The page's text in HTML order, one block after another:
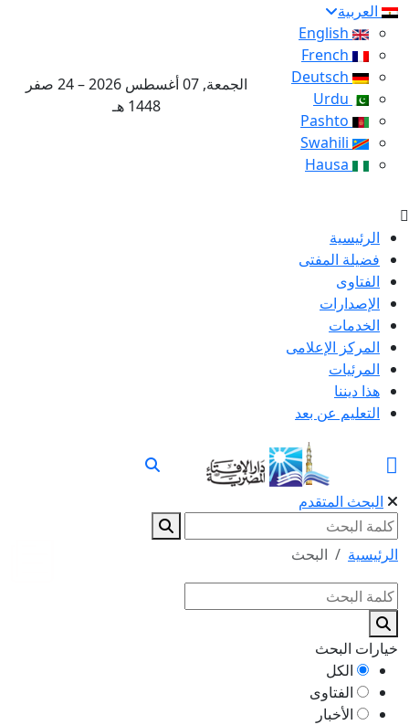
العربية
الجمعة, 07 أغسطس 2026 – 24 صفر
1448 هـ
الرئيسية
فضيلة المفتى
الفتاوى
الإصدارات
الخدمات
المركز الإعلامى
المرئيات
هذا ديننا
التعليم عن بعد
البحث المتقدم
الرئيسية البحث
خيارات البحث
الكل
الفتاوى
الأخبار